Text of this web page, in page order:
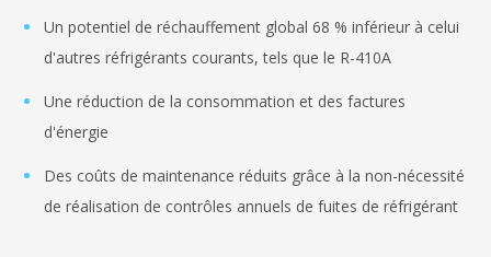
Un potentiel de réchauffement global 68 % inférieur à celui
d'autres réfrigérants courants, tels que le R-410A
Une réduction de la consommation et des factures
d'énergie
Des coûts de maintenance réduits grâce à la non-nécessité
de réalisation de contrôles annuels de fuites de réfrigérant